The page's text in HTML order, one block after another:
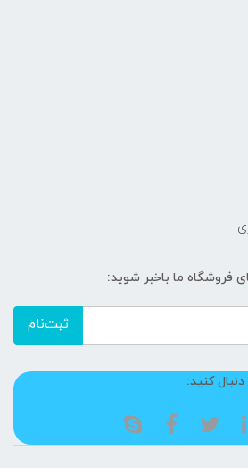
فروشگاه ما باخبر شوید:
ثبت‌نام
کنید: